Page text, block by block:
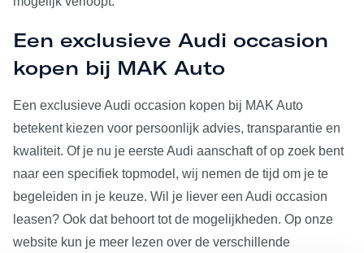
Een exclusieve Audi occasion
kopen bij MAK Auto
Een exclusieve Audi occasion kopen bij MAK Auto
betekent kiezen voor persoonlijk advies, transparantie en
kwaliteit. Of je nu je eerste Audi aanschaft of op zoek bent
naar een specifiek topmodel, wij nemen de tijd om je te
begeleiden in je keuze. Wil je liever een Audi occasion
leasen? Ook dat behoort tot de mogelijkheden. Op onze
website kun je meer lezen over de verschillende